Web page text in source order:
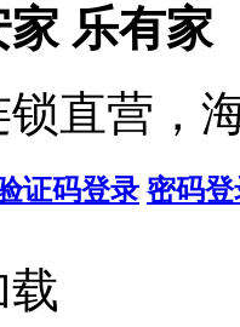
家 乐有家
直营，
证码登录 密码登
载